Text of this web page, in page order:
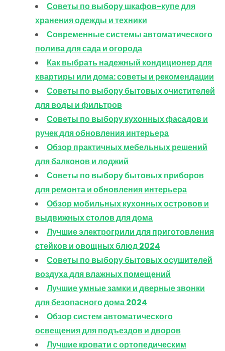
Советы по выбору шкафов-купе для
хранения одежды и техники
Современные системы автоматического
полива для сада и огорода
Как выбрать надежный кондиционер для
квартиры или дома: советы и рекомендации
Советы по выбору бытовых очистителей
для воды и фильтров
Советы по выбору кухонных фасадов и
ручек для обновления интерьера
Обзор практичных мебельных решений
для балконов и лоджий
Советы по выбору бытовых приборов
для ремонта и обновления интерьера
Обзор мобильных кухонных островов и
выдвижных столов для дома
Лучшие электрогрили для приготовления
стейков и овощных блюд 2024
Советы по выбору бытовых осушителей
воздуха для влажных помещений
Лучшие умные замки и дверные звонки
для безопасного дома 2024
Обзор систем автоматического
освещения для подъездов и дворов
Лучшие кровати с ортопедическим